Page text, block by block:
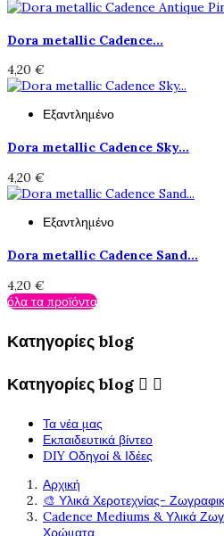
Dora metallic Cadence...
4,20 €
Εξαντλημένο
Dora metallic Cadence Sky...
4,20 €
Εξαντλημένο
Dora metallic Cadence Sand...
4,20 €
όλα τα προϊόντα
Κατηγορίες blog
Κατηγορίες blog  
Τα νέα μας
Εκπαιδευτικά βίντεο
DIY Οδηγοί & Ιδέες
Αρχική
🎨 Υλικά Χεροτεχνίας-
Cadence Mediums & Υλικά
Χρώματα